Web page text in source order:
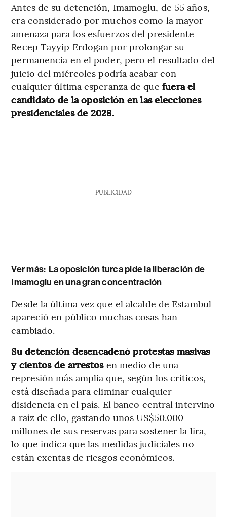
Antes de su detención, Imamoglu, de 55 años,
era considerado por muchos como la mayor
amenaza para los esfuerzos del presidente
Recep Tayyip Erdogan por prolongar su
permanencia en el poder, pero el resultado del
juicio del miércoles podría acabar con
cualquier última esperanza de que fuera el
candidato de la oposición en las elecciones
presidenciales de 2028.
PUBLICIDAD
Ver más: La oposición turca pide la liberación de
Imamoglu en una gran concentración
Desde la última vez que el alcalde de Estambul
apareció en público muchas cosas han
cambiado.
Su detención desencadenó protestas masivas
y cientos de arrestosen medio de una
represión más amplia que, según los críticos,
está diseñada para eliminar cualquier
disidencia en el país. El banco central intervino
a raíz de ello, gastando unos US$50.000
millones de sus reservas para sostener la lira,
lo que indica que las medidas judiciales no
están exentas de riesgos económicos.